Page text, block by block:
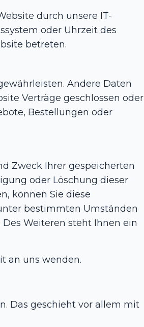
durch unsere IT-
oder Uhrzeit des
betreten.
Andere Daten
Verträge geschlossen oder
Bestellungen oder
Zweck Ihrer gespeicherten
oder Löschung dieser
können Sie diese
bestimmten Umständen
Weiteren steht Ihnen ein
an uns wenden.
Das geschieht vor allem mit